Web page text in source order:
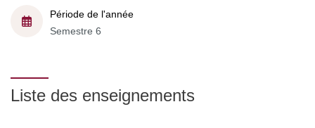
Période de l'année
Semestre 6
Liste des enseignements